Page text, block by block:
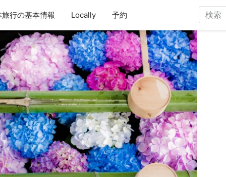
旅行の基本情報 Locally 予約